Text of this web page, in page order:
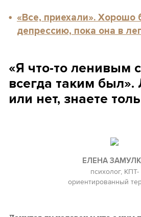
«Все, приехали». Хорошо
депрессию, пока она в
«Я что-то ленивым
всегда таким
или нет, знаете
ЕЛЕНА
психолог, КПТ-
ориентированный